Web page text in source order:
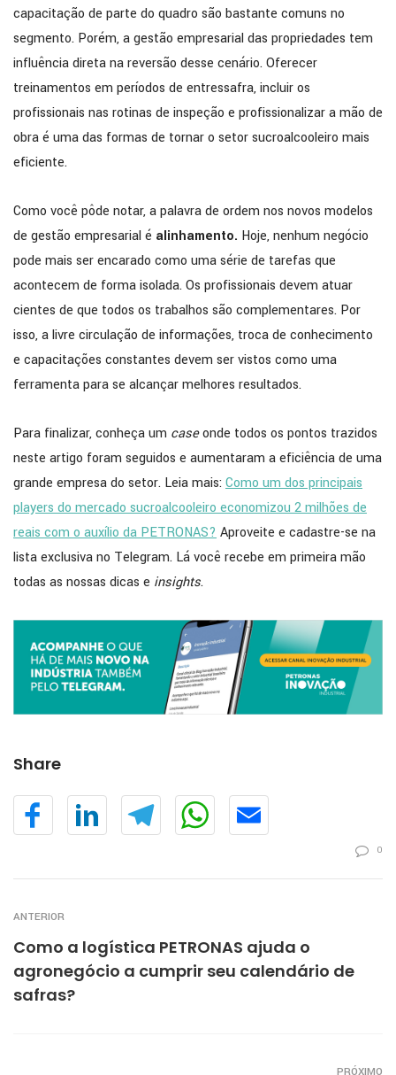
capacitação de parte do quadro são bastante comuns no
segmento. Porém, a gestão empresarial das propriedades tem
influência direta na reversão desse cenário. Oferecer
treinamentos em períodos de entressafra, incluir os
profissionais nas rotinas de inspeção e profissionalizar a mão de
obra é uma das formas de tornar o setor sucroalcooleiro mais
eficiente.
Como você pôde notar, a palavra de ordem nos novos modelos
de gestão empresarial é alinhamento. Hoje, nenhum negócio
pode mais ser encarado como uma série de tarefas que
acontecem de forma isolada. Os profissionais devem atuar
cientes de que todos os trabalhos são complementares. Por
isso, a livre circulação de informações, troca de conhecimento
e capacitações constantes devem ser vistos como uma
ferramenta para se alcançar melhores resultados.
Para finalizar, conheça um caseonde todos os pontos trazidos
neste artigo foram seguidos e aumentaram a eficiência de uma
grande empresa do setor. Leia mais:Como um dos principais
players do mercado sucroalcooleiro economizou 2 milhões de
reais com o auxílio da PETRONAS?Aproveite e cadastre-se na
lista exclusiva no Telegram. Lá você recebe em primeira mão
todas as nossas dicas e insights.
Share
0
ANTERIOR
Como a logística PETRONAS ajuda o
agronegócio a cumprir seu calendário de
safras?